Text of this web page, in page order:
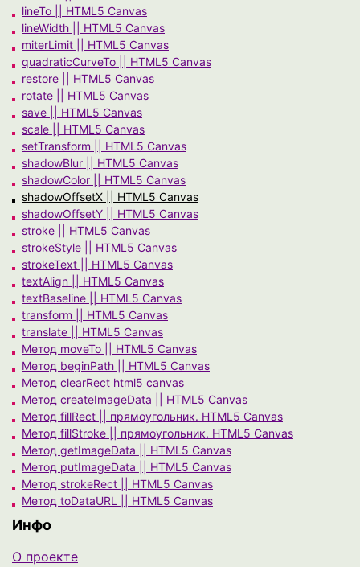
lineTo || HTML5 Canvas
lineWidth || HTML5 Canvas
miterLimit || HTML5 Canvas
quadraticCurveTo || HTML5 Canvas
restore || HTML5 Canvas
rotate || HTML5 Canvas
save || HTML5 Canvas
scale || HTML5 Canvas
setTransform || HTML5 Canvas
shadowBlur || HTML5 Canvas
shadowColor || HTML5 Canvas
shadowOffsetX || HTML5 Canvas
shadowOffsetY || HTML5 Canvas
stroke || HTML5 Canvas
strokeStyle || HTML5 Canvas
strokeText || HTML5 Canvas
textAlign || HTML5 Canvas
textBaseline || HTML5 Canvas
transform || HTML5 Canvas
translate || HTML5 Canvas
Метод moveTo || HTML5 Canvas
Метод beginPath || HTML5 Canvas
Метод clearRect html5 canvas
Метод createImageData || HTML5 Canvas
Метод fillRect || прямоугольник. HTML5 Canvas
Метод fillStroke || прямоугольник. HTML5 Canvas
Метод getImageData || HTML5 Canvas
Метод putImageData || HTML5 Canvas
Метод strokeRect || HTML5 Canvas
Метод toDataURL || HTML5 Canvas
Инфо
О проекте